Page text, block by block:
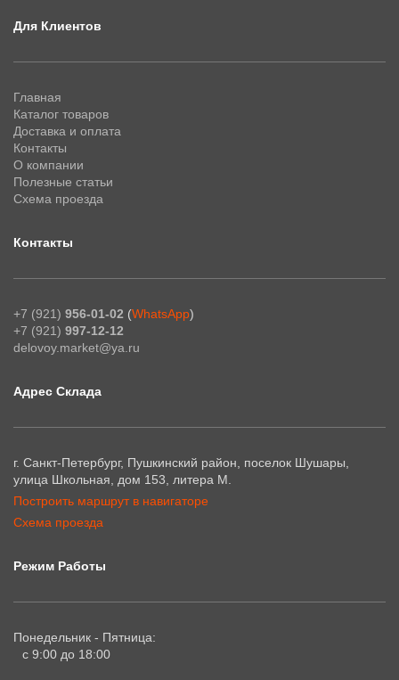
Для Клиентов
Главная
Каталог товаров
Доставка и оплата
Контакты
О компании
Полезные статьи
Схема проезда
Контакты
+7 (921) 956-01-02 (WhatsApp)
+7 (921) 997-12-12
delovoy.market@ya.ru
Адрес Склада
г. Санкт-Петербург, Пушкинский район, поселок Шушары,
улица Школьная, дом 153, литера М.
Построить маршрут в навигаторе
Схема проезда
Режим Работы
Понедельник - Пятница:
с 9:00 до 18:00